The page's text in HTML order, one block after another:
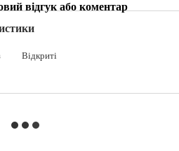
відгук або коментар
Відкриті